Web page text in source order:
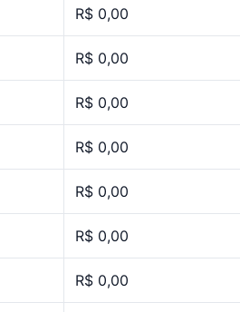
R$ 0,00
R$ 0,00
R$ 0,00
R$ 0,00
R$ 0,00
R$ 0,00
R$ 0,00